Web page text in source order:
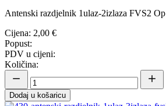
Antenski razdjelnik 1ulaz-2izlaza FVS2 Op
Cijena: 2,00 €
Popust:
PDV u cijeni:
Količina:
Dodaj u košaricu